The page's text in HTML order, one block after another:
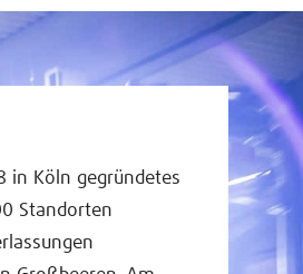
in Köln gegründetes
Standorten